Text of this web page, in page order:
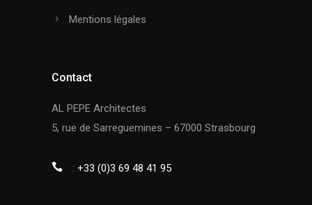
Mentions légales
Contact
AL PEPE Architectes
5, rue de Sarreguemines – 67000 Strasbourg
: +33 (0)3 69 48 41 95